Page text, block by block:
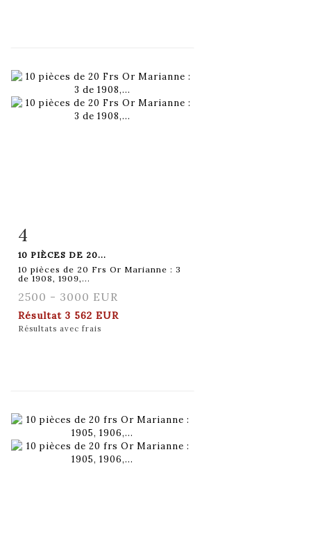
Fiche détaillée
4
10 PIÈCES DE 20...
10 pièces de 20 Frs Or Marianne : 3
de 1908, 1909,...
2500 - 3000 EUR
Résultat 3 562 EUR
Résultats avec frais